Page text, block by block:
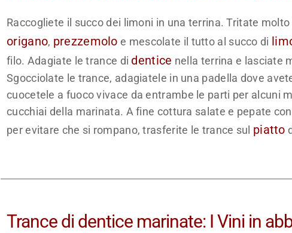
Raccogliete il succo dei limoni in una terrina. Tritate
origano, prezzemolo e mescolate il tutto al succo di
filo. Adagiate le trance di dentice nella terrina e lasciate
Sgocciolate le trance, adagiatele in una padella dove
cuocetele a fuoco vivace da entrambe le parti per alcuni
cucchiai della marinata. A fine cottura salate e pepate
per evitare che si rompano, trasferite le trance sul piatto
Trance di dentice marinate: I Vini in